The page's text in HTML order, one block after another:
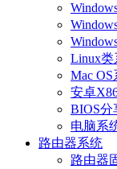
Linux类
Mac OS
安卓
BIOS分
电脑系
路由器系统
路由器